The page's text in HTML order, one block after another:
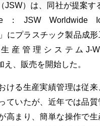
）は、同社が提案す
：JSW Worldwide
にプラスチック製品成
産管理システムJ-
え、販売を開始した。
ける生産実績管理は従来
ていたが、近年では品
高まり、簡単な操作で